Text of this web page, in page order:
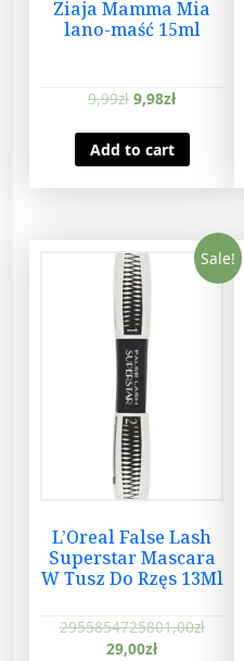
Ziaja Mamma Mia
lano-maść 15ml
9,99zł 9,98zł
Add to cart
Sale!
L’Oreal False Lash
Superstar Mascara
W Tusz Do Rzęs 13Ml
2955854725801,00zł
29,00zł